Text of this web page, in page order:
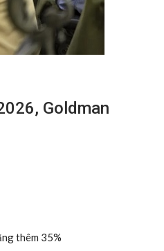
Goldman
thêm 35%